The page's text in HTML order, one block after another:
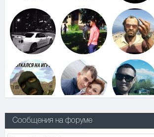
Сообщения на форуме